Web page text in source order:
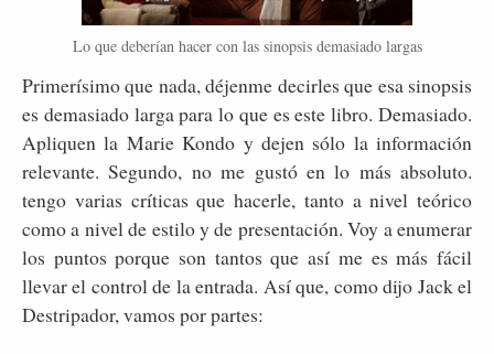
Lo que deberían hacer con las sinopsis demasiado largas
Primerísimo que nada, déjenme decirles que esa sinopsis
es demasiado larga para lo que es este libro. Demasiado.
Apliquen la Marie Kondo y dejen sólo la información
relevante. Segundo, no me gustó en lo más absoluto.
tengo varias críticas que hacerle, tanto a nivel teórico
como a nivel de estilo y de presentación. Voy a enumerar
los puntos porque son tantos que así me es más fácil
llevar el control de la entrada. Así que, como dijo Jack el
Destripador, vamos por partes: